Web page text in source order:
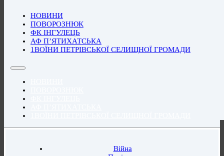
НОВИНИ
ПОВОРОЗНЮК
ФК ІНГУЛЕЦЬ
АФ П’ЯТИХАТСЬКА
1ВОЇНИ ПЕТРІВСЬКОЇ СЕЛИЩНОЇ ГРОМАДИ
Війна